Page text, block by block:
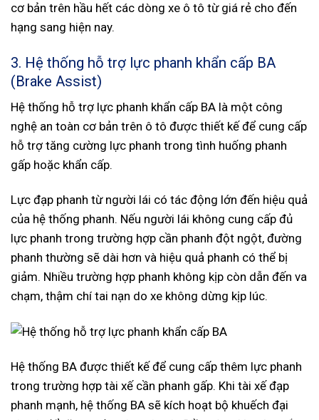
cơ bản trên hầu hết các dòng xe ô tô từ giá rẻ cho đến
hạng sang hiện nay.
3. Hệ thống hỗ trợ lực phanh khẩn cấp BA
(Brake Assist)
Hệ thống hỗ trợ lực phanh khẩn cấp BA là một công
nghệ an toàn cơ bản trên ô tô được thiết kế để cung cấp
hỗ trợ tăng cường lực phanh trong tình huống phanh
gấp hoặc khẩn cấp.
Lực đạp phanh từ người lái có tác động lớn đến hiệu quả
của hệ thống phanh. Nếu người lái không cung cấp đủ
lực phanh trong trường hợp cần phanh đột ngột, đường
phanh thường sẽ dài hơn và hiệu quả phanh có thể bị
giảm. Nhiều trường hợp phanh không kịp còn dẫn đến va
chạm, thậm chí tai nạn do xe không dừng kịp lúc.
Hệ thống BA được thiết kế để cung cấp thêm lực phanh
trong trường hợp tài xế cần phanh gấp. Khi tài xế đạp
phanh mạnh, hệ thống BA sẽ kích hoạt bộ khuếch đại